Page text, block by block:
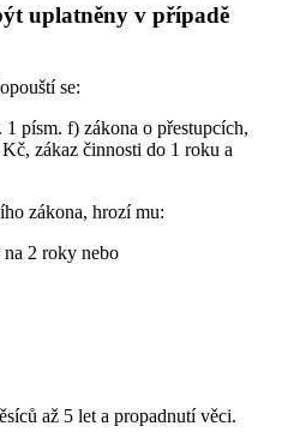
uplatněny v případě
se:
písm. f) zákona o přestupcích,
zákaz činnosti do 1 roku a
zákona, hrozí mu:
na 2 roky nebo
až 5 let a propadnutí věci.